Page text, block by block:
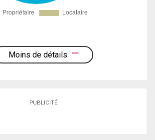
Moins de détails
PUBLICITÉ